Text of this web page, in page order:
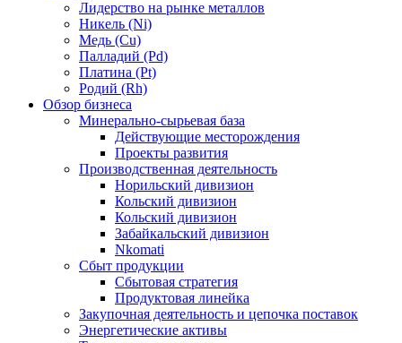
Лидерство на рынке металлов
Никель (Ni)
Медь (Cu)
Палладий (Pd)
Платина (Pt)
Родий (Rh)
Обзор бизнеса
Минерально-сырьевая база
Действующие месторождения
Проекты развития
Производственная деятельность
Норильский дивизион
Кольский дивизион
Кольский дивизион
Забайкальский дивизион
Nkomati
Сбыт продукции
Сбытовая стратегия
Продуктовая линейка
Закупочная деятельность и цепочка поставок
Энергетические активы